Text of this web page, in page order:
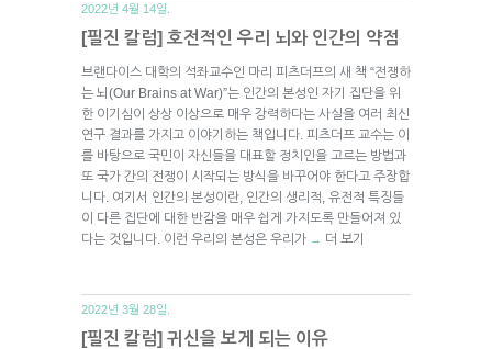
2022년 4월 14일.
[필진 칼럼] 호전적인 우리 뇌와 인간의 약점
브랜다이스 대학의 석좌교수인 마리 피츠더프의 새 책 “전쟁하
는 뇌(Our Brains at War)”는 인간의 본성인 자기 집단을 위
한 이기심이 상상 이상으로 매우 강력하다는 사실을 여러 최신
연구 결과를 가지고 이야기하는 책입니다. 피츠더프 교수는 이
를 바탕으로 국민이 자신들을 대표할 정치인을 고르는 방법과
또 국가 간의 전쟁이 시작되는 방식을 바꾸어야 한다고 주장합
니다. 여기서 인간의 본성이란, 인간의 생리적, 유전적 특징들
이 다른 집단에 대한 반감을 매우 쉽게 가지도록 만들어져 있
다는 것입니다. 이런 우리의 본성은 우리가 → 더 보기
2022년 3월 28일.
[필진 칼럼] 귀신을 보게 되는 이유